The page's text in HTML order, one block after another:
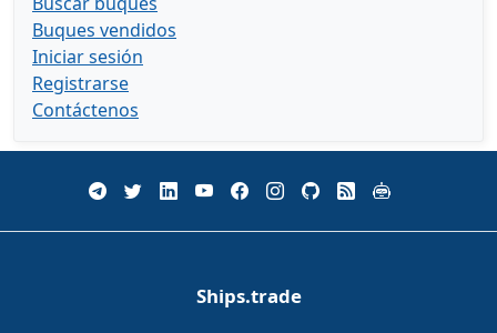
Buques vendidos
Iniciar sesión
Registrarse
Contáctenos
Ships.trade